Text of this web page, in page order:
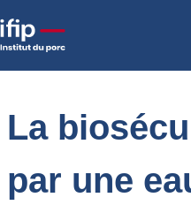
Accueil
La
qualité
La
par une